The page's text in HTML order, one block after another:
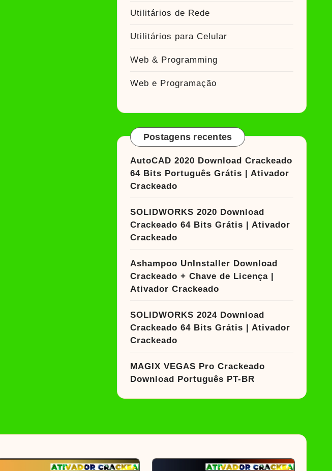
Utilitários de Rede
Utilitários para Celular
Web & Programming
Web e Programação
Postagens recentes
AutoCAD 2020 Download Crackeado
64 Bits Português Grátis | Ativador
Crackeado
SOLIDWORKS 2020 Download
Crackeado 64 Bits Grátis | Ativador
Crackeado
Ashampoo UnInstaller Download
Crackeado + Chave de Licença |
Ativador Crackeado
SOLIDWORKS 2024 Download
Crackeado 64 Bits Grátis | Ativador
Crackeado
MAGIX VEGAS Pro Crackeado
Download Português PT-BR